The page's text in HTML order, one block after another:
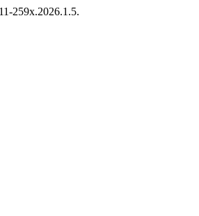
259x.2026.1.5.